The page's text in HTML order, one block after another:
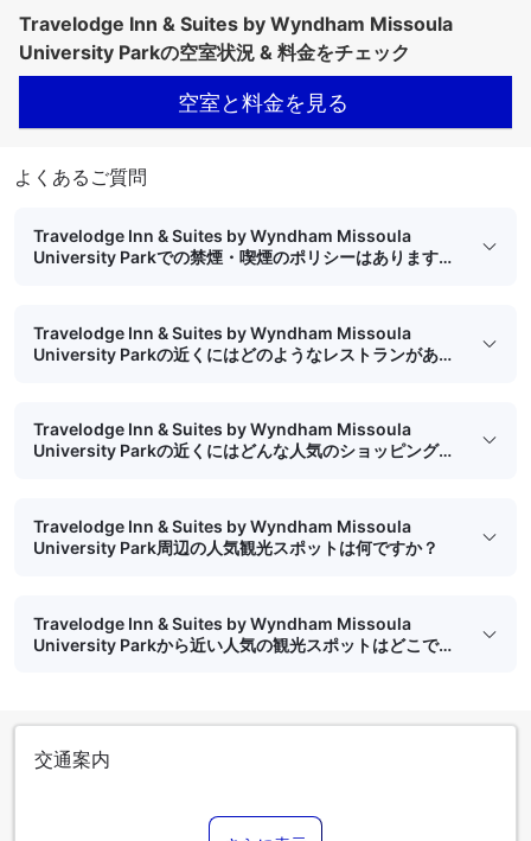
Travelodge Inn & Suites by Wyndham Missoula
University Parkの空室状況 & 料金をチェック
空室と料金を見る
よくあるご質問
Travelodge Inn & Suites by Wyndham Missoula
University Parkでの禁煙・喫煙のポリシーはあります
Travelodge Inn & Suites by Wyndham Missoula
University Parkの近くにはどのようなレストランがあり
Travelodge Inn & Suites by Wyndham Missoula
University Parkの近くにはどんな人気のショッピングス
Travelodge Inn & Suites by Wyndham Missoula
University Park周辺の人気観光スポットは何ですか？
Travelodge Inn & Suites by Wyndham Missoula
University Parkから近い人気の観光スポットはどこです
交通案内